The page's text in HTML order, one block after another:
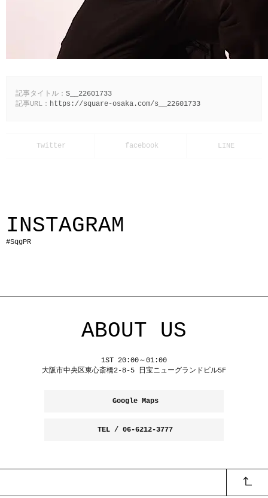
記事タイトル： S__22601733
記事URL： https://square-osaka.com/s__22601733
INSTAGRAM
#SqgPR
ABOUT US
1ST 20:00～01:00
大阪市中央区東心斎橋2-8-5 日宝ニューグランドビル5F
Google Maps
TEL / 06-6212-3777